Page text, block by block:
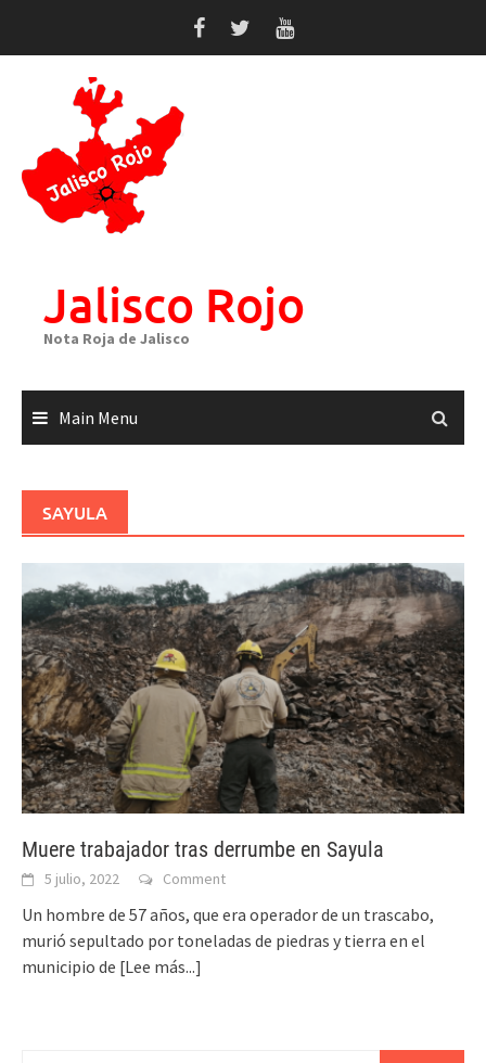
Jalisco Rojo
Nota Roja de Jalisco
Main Menu
SAYULA
Muere trabajador tras derrumbe en Sayula
5 julio, 2022 Comment
Un hombre de 57 años, que era operador de un trascabo,
murió sepultado por toneladas de piedras y tierra en el
municipio de [Lee más...]